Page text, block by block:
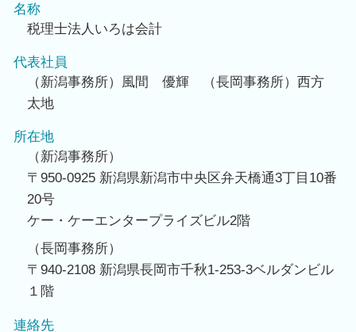
名称
税理士法人いろは会計
代表社員
（新潟事務所）風間 優輝 （長岡事務所）西方
太地
所在地
（新潟事務所）
〒950-0925 新潟県新潟市中央区弁天橋通3丁目10番
20号
ケー・ケーエンタープライズビル2階
（長岡事務所）
〒940-2108 新潟県長岡市千秋1-253-3ベルダンビル
１階
連絡先